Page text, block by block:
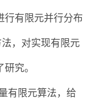
行有限元并行分布
，对实现有限元
究。
有限元算法，给